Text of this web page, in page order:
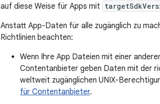
auf diese Weise für Apps mit
Anstatt App-Daten für alle zugänglich zu
Richtlinien beachten:
Wenn Ihre App Dateien mit einer
Contentanbieter geben Daten mit der
weltweit zugänglichen UNIX-
für Contentanbieter.